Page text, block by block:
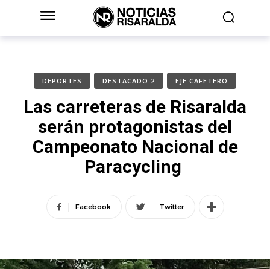
DEPORTES DESTACADO 2 EJE CAFETERO
Las carreteras de Risaralda
serán protagonistas del
Campeonato Nacional de
Paracycling
Facebook Twitter